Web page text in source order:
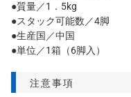
●質量／1．5kg
●スタック可能数／4脚
●生産国／中国
●単位／1箱（6脚入）
注意事項